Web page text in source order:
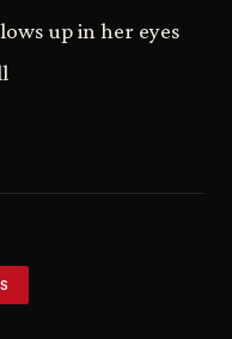
up in her eyes